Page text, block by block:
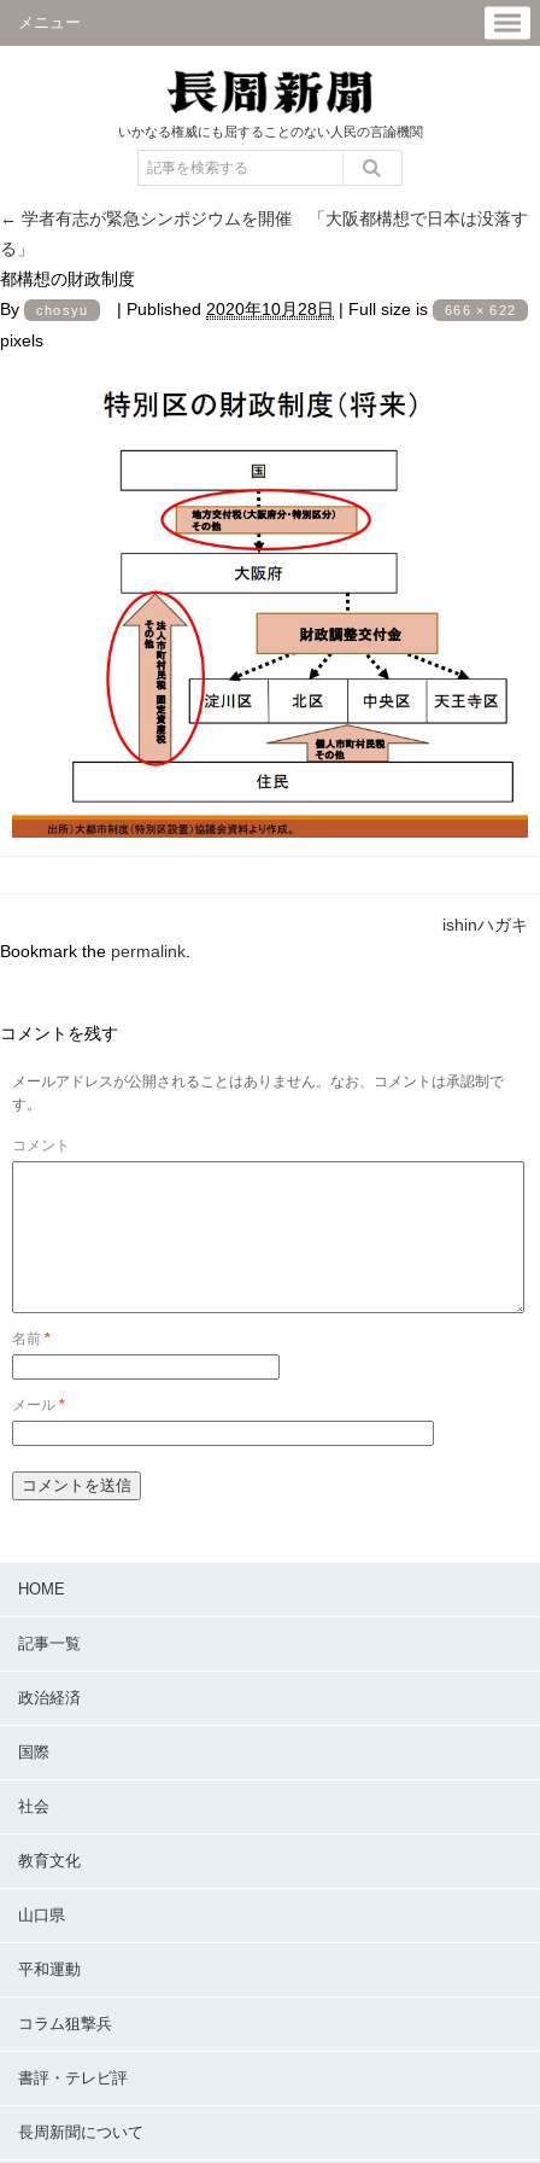
メニュー
いかなる権威にも屈することのない人民の言論機関
← 学者有志が緊急シンポジウムを開催 「大阪都構想で日本は没落す
る」
都構想の財政制度
By
chosyu | Published 2020年10月28日 | Full size is 666 × 622
pixels
ishinハガキ
Bookmark the permalink.
コメントを残す
メールアドレスが公開されることはありません。なお、コメントは承認制で
す。
コメント
名前 *
メール *
HOME
記事一覧
政治経済
国際
社会
教育文化
山口県
平和運動
コラム狙撃兵
書評・テレビ評
長周新聞について